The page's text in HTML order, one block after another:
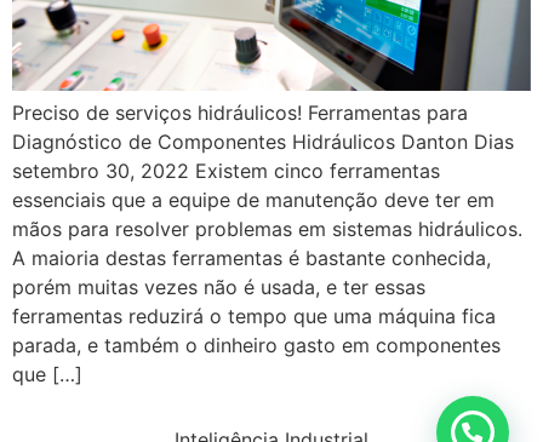
Preciso de serviços hidráulicos! Ferramentas para
Diagnóstico de Componentes Hidráulicos Danton Dias
setembro 30, 2022 Existem cinco ferramentas
essenciais que a equipe de manutenção deve ter em
mãos para resolver problemas em sistemas hidráulicos.
A maioria destas ferramentas é bastante conhecida,
porém muitas vezes não é usada, e ter essas
ferramentas reduzirá o tempo que uma máquina fica
parada, e também o dinheiro gasto em componentes
que […]